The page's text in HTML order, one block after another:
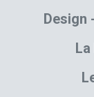
Design